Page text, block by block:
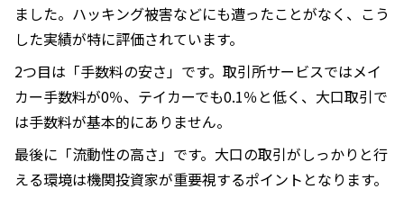
ました。ハッキング被害などにも遭ったことがなく、こう
した実績が特に評価されています。
2つ目は「手数料の安さ」です。取引所サービスではメイ
カー手数料が0％、テイカーでも0.1％と低く、大口取引で
は手数料が基本的にありません。
最後に「流動性の高さ」です。大口の取引がしっかりと行
える環境は機関投資家が重要視するポイントとなります。